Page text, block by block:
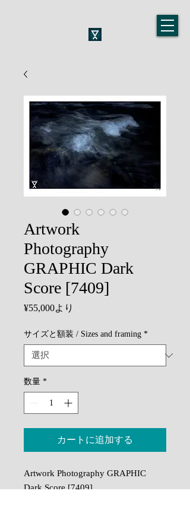
Artwork
Photography
GRAPHIC Dark
Score [7409]
¥55,000より
ル
価
サイズと額装 / Sizes and framing *
数量 *
カートに追加する
Artwork Photography GRAPHIC
Dark Score [7409]